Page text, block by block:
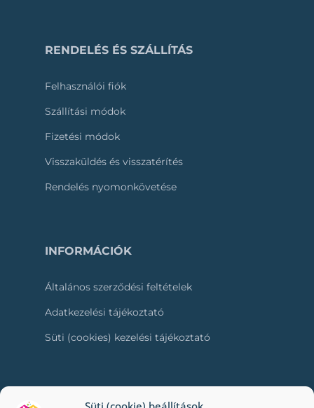
RENDELÉS ÉS SZÁLLÍTÁS
Felhasználói fiók
Szállítási módok
Fizetési módok
Visszaküldés és visszatérítés
Rendelés nyomonkövetése
INFORMÁCIÓK
Általános szerződési feltételek
Adatkezelési tájékoztató
Süti (cookies) kezelési tájékoztató
RÓLUNK